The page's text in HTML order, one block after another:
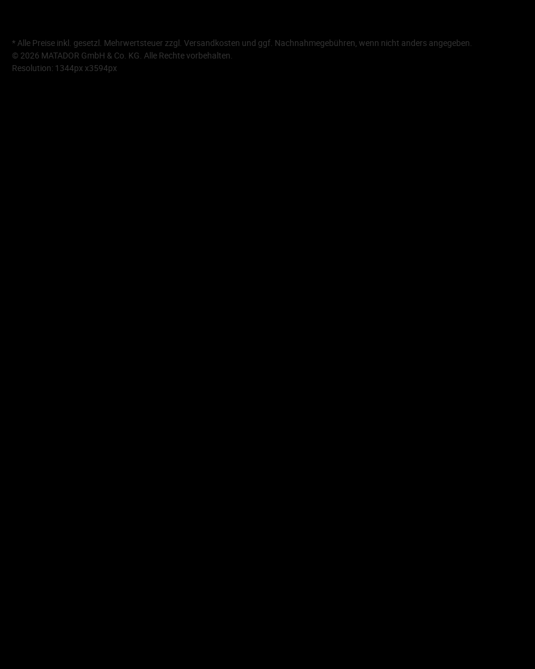
* Alle Preise inkl. gesetzl. Mehrwertsteuer zzgl. Versandkosten und ggf. Nachnahmegebühren, wenn nicht anders angegeben.
© 2026 MATADOR GmbH & Co. KG. Alle Rechte vorbehalten.
Resolution: 1344px x3594px